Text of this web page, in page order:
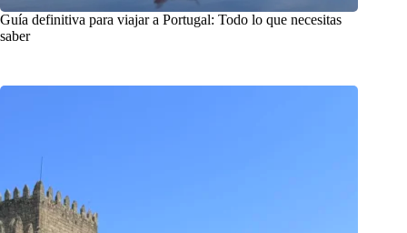
Guía definitiva para viajar a Portugal: Todo lo que necesitas
saber